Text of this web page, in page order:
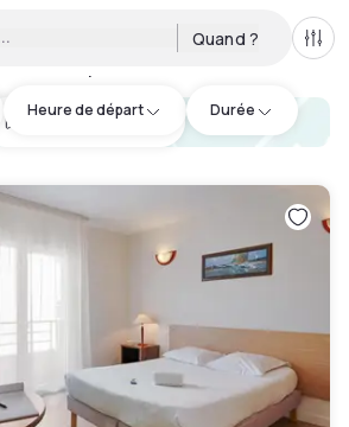
Quand ?
Heure de départ Durée
hotel.cta.view_map